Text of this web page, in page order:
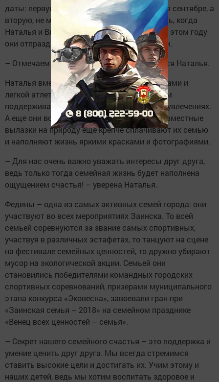
даты: первую – день свадьбы – отмечают в сентябре, а
вторую, не менее важную – в марте, это день, когда
Наталья и Владимир начали встречаться. В этом году
они отпраздновали 19-летие большой любви.
– Отмечаем за ужином при свечах, – делится Наталья.
Наталья вместе с дочкой занимаются танцами и
легкой атлетикой, Владимир вместе с сыном
поддерживают своих дам в их спортивных увлечениях.
А еще они всей семьей обожают туризм: совместные
вылазки на природу еще крепче сплачивают их семью
и наполняют жизнь яркими красками и фотографиями.
– Для нас очень важно уважать интересы друг друга,
ведь только тогда семейная жизнь будет наполнена
ощущением счастья! – уверена Наталья.
Федины – одна из самых активных семей города: они
участвуют во всех мероприятиях Заинска. То всей
семьей соревнуются за звание самых спортивных,
участвуя в различных эстафетах, то танцуют на сцене
на фестивале семейных ценностей, то дружно убирают
мусор на экологической акции. Семьей они
становились победителями командных городских
спортивных соревнований, призерами муниципального
этапа конкурса «Эковесна», завоевали гран-при
«Заинская семья – 2018» на семейном празднике
«Венец всех ценностей – семья».
– Секрет нашего семейного счастья – это поддержка и
умение ценить друг друга. Мы всегда стремимся
ставить высокие цели и достигать их. Учим этому и
наших детей, ведь мы хотим воспитать здоровое и